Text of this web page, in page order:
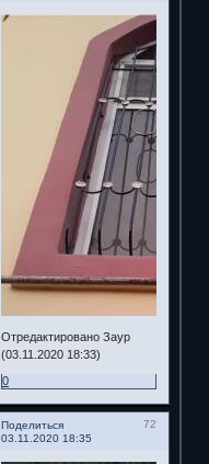
Отредактировано Заур
(03.11.2020 18:33)
0
Поделиться
72
03.11.2020 18:35